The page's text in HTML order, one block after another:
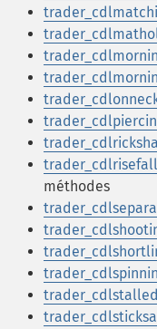
méthodes